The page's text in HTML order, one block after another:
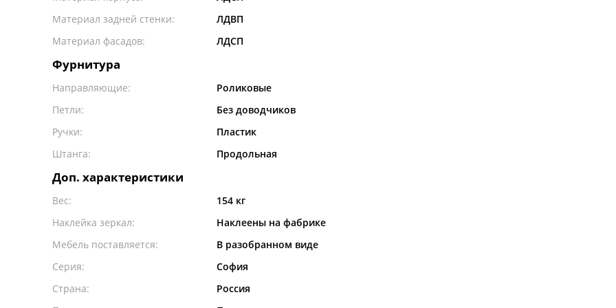
Материал задней стенки:
ЛДВП
Материал фасадов:
ЛДСП
Фурнитура
Направляющие:
Роликовые
Петли:
Без доводчиков
Ручки:
Пластик
Штанга:
Продольная
Доп. характеристики
Вес:
154 кг
Наклейка зеркал:
Наклеены на фабрике
Мебель поставляется:
В разобранном виде
Серия:
София
Страна:
Россия